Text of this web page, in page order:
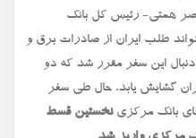
همتی- رئیس کل بانک
طلب ایران از صادرات برق و
دنبال این سفر مقرر شد که دو
گشایش یابد، حال طی سفر
بانک مرکزی نخستین قسط